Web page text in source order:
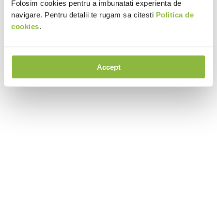
Folosim cookies pentru a imbunatati experienta de
navigare. Pentru detalii te rugam sa citesti Politica de
cookies.
Accept